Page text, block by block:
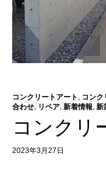
コンクリートアート , コンク
合わせ, リペア, 新着情報, 新
コンクリ
2023年3月27日